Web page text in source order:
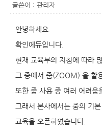
글쓴이 : 관리자
안녕하세요.
확인에듀입니다.
현재 교육부의 지침에 따라
그 중에서 줌(ZOOM) 을 활
또한 줌 사용 중 여러 어려움
그래서 본사에서는 줌의 기
교육을 오픈하였습니다.